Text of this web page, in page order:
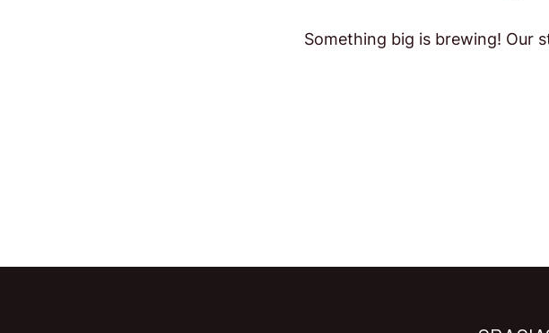
Something big is brewing! Our